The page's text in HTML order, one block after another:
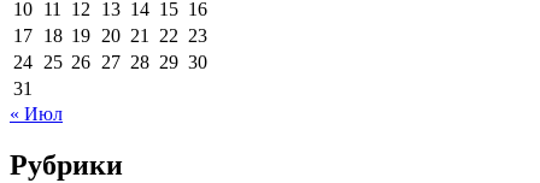
10 11 12 13 14 15 16
17 18 19 20 21 22 23
24 25 26 27 28 29 30
31
« Июл
Рубрики